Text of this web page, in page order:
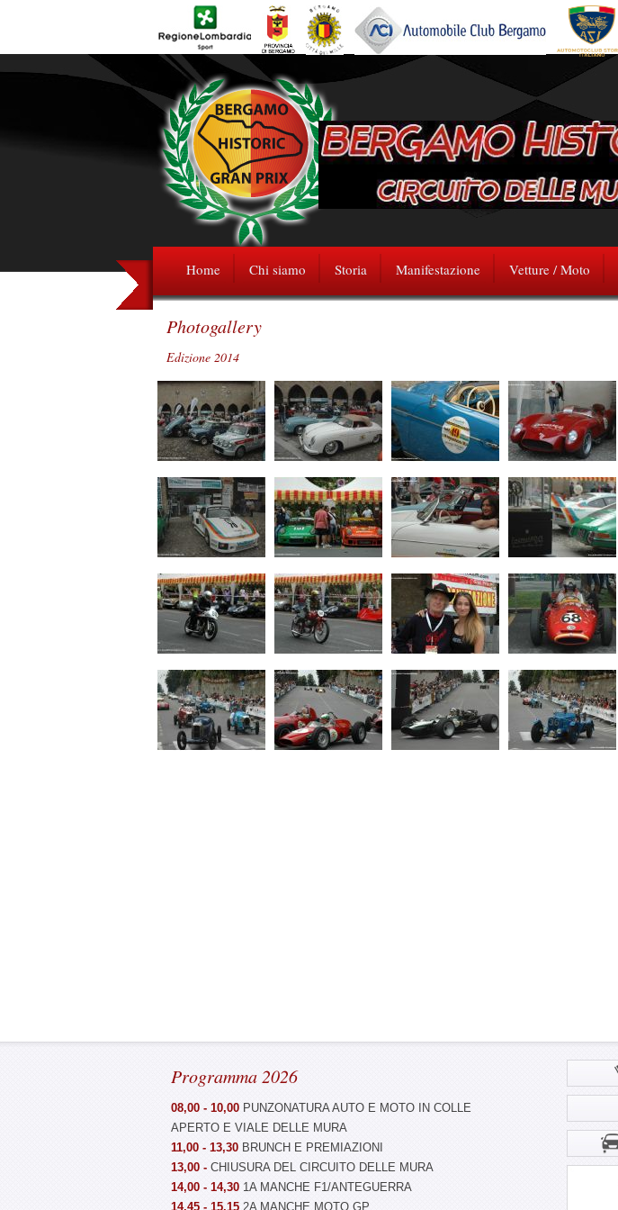
Home Chi siamo Storia Manifestazione Vetture / Moto
Photogallery
Edizione 2014
Programma 2026
08,00 - 10,00 PUNZONATURA AUTO E MOTO IN COLLE
APERTO E VIALE DELLE MURA
11,00 - 13,30 BRUNCH E PREMIAZIONI
13,00 - CHIUSURA DEL CIRCUITO DELLE MURA
14,00 - 14,30 1A MANCHE F1/ANTEGUERRA
14,45 - 15,15 2A MANCHE MOTO GP